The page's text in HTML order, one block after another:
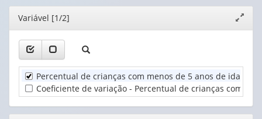
apenas
valor):
(1)
cabeçalho
(possui
apenas
1
valor):
Unidade
Territorial
Editor
janela
Variável [1/2]
Percentual de crianças com menos de 5 anos de idade
Coeficiente de variação - Percentual de crianças com